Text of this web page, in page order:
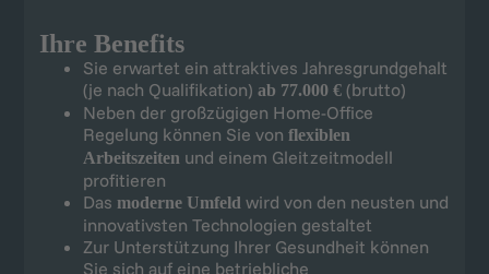
Ihre Benefits
Sie erwartet ein attraktives Jahresgrundgehalt
(je nach Qualifikation) ab 77.000 € (brutto)
Neben der großzügigen Home-Office
Regelung können Sie von flexiblen
Arbeitszeitenund einem Gleitzeitmodell
profitieren
Das moderne Umfeld wird von den neusten und
innovativsten Technologien gestaltet
Zur Unterstützung Ihrer Gesundheit können
Sie sich auf eine betriebliche